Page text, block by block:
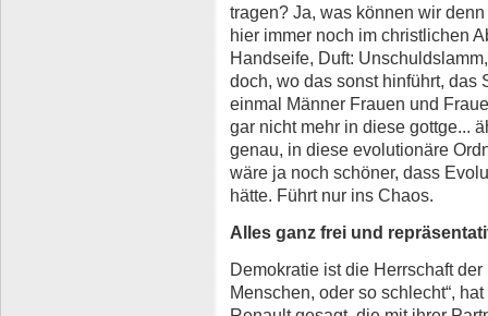
tragen? Ja, was können wir
hier immer noch im christlichen
Handseife, Duft:
doch, wo das sonst hinführt, das
einmal Männer Frauen und
gar nicht mehr in diese
genau, in diese evolutionäre
wäre ja noch schöner, dass
hätte. Führt nur ins Chaos.
Alles ganz frei und
Demokratie ist die Herrschaft
Menschen, oder so schlecht“,